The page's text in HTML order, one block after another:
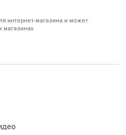
интернет-магазина и может
магазинах